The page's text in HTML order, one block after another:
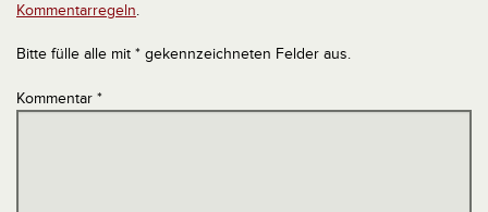
Kommentarregeln.
Bitte fülle alle mit * gekennzeichneten Felder aus.
Kommentar *